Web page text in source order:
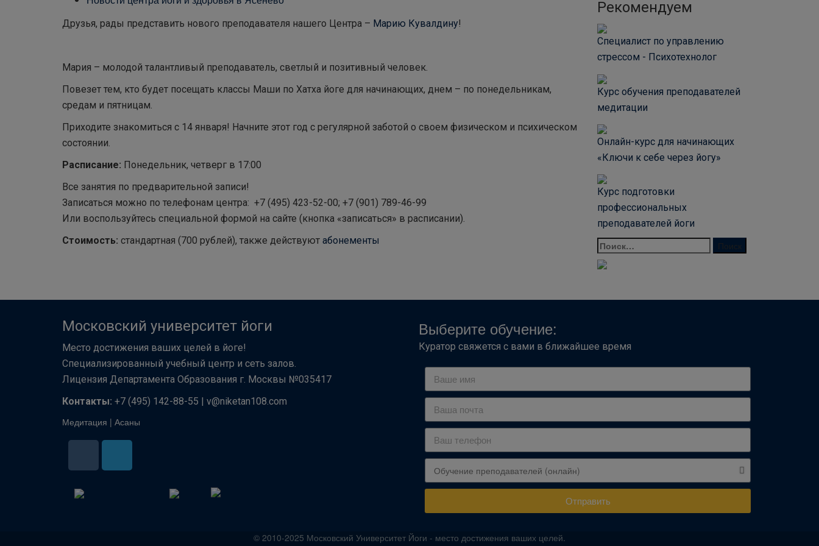
Друзья, рады представить нового преподавателя нашего Центра – Марию Кувалдину!
Мария – молодой талантливый преподаватель, светлый и позитивный человек.
Повезет тем, кто будет посещать классы Маши по Хатха йоге для начинающих, днем – по понедельникам,
средам и пятницам.
Приходите знакомиться с 14 января! Начните этот год с регулярной заботой о своем физическом и психическом
состоянии.
Расписание: Понедельник, четверг в 17:00
Все занятия по предварительной записи!
Записаться можно по телефонам центра: +7 (495) 423-52-00; +7 (901) 789-46-99
Или воспользуйтесь специальной формой на сайте (кнопка «записаться» в расписании).
Стоимость: стандартная (700 рублей), также действуют абонементы
Рекомендуем
Специалист по управлению
стрессом - Психотехнолог
Курс обучения преподавателей
медитации
Онлайн-курс для начинающих
«Ключи к себе через йогу»
Курс подготовки
профессиональных
преподавателей йоги
Московский университет йоги
Место достижения ваших целей в йоге!
Специализированный учебный центр и сеть залов.
Лицензия Департамента Образования г. Москвы №035417
Контакты: +7 (495) 142-88-55 | v@niketan108.com
Медитация | Асаны
Выберите обучение:
Куратор свяжется с вами в ближайшее время
Отправить
© 2010-2025 Московский Университет Йоги - место достижения ваших целей.